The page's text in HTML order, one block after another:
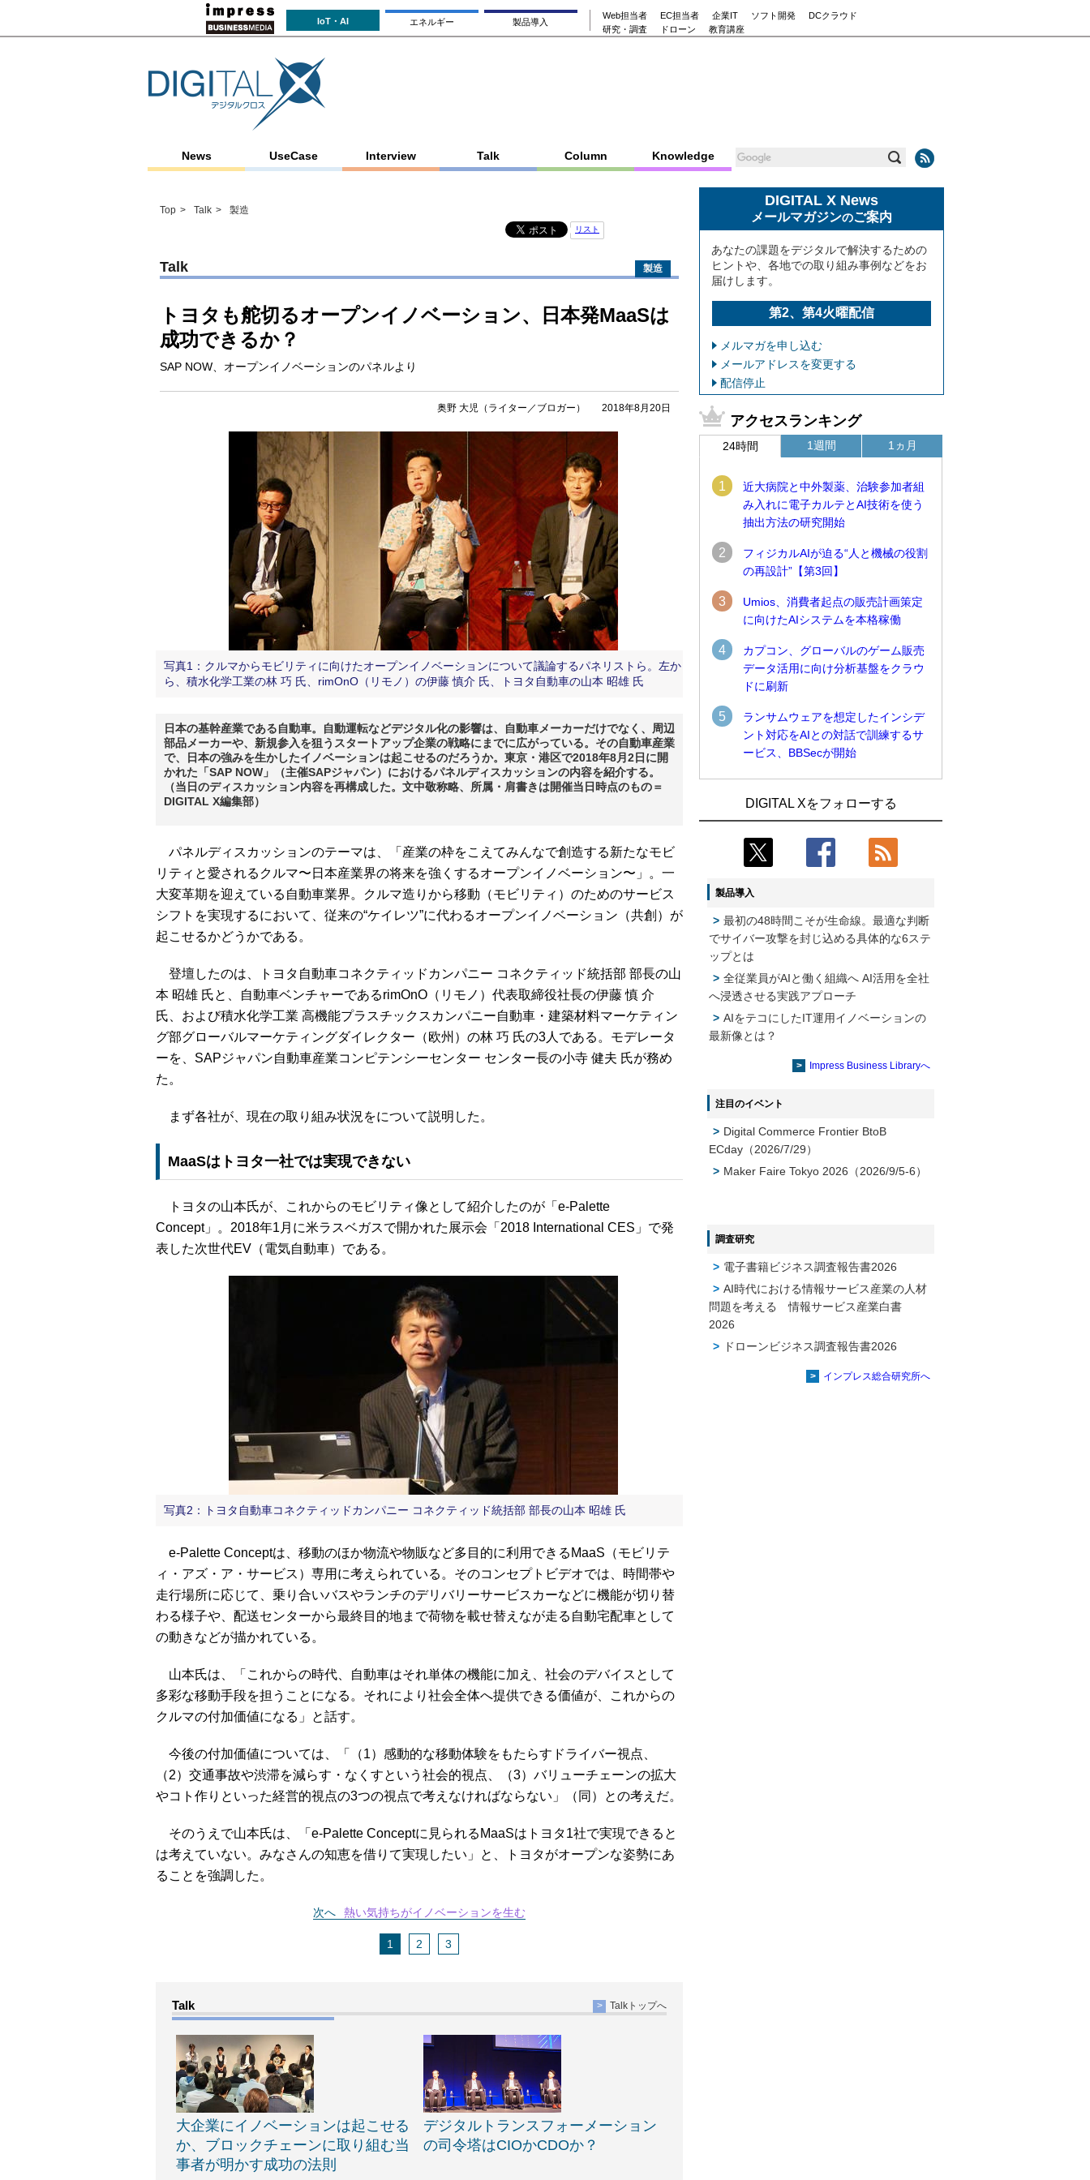
IoT・AI エネルギー 製品導入
Web担当者 EC担当者 企業IT ソフト開発
DCクラウド
研究・調査
ドローン 教育講座
News UseCase Interview Talk Column Knowledge
Top Talk 製造
リスト
Talk 製造
トヨタも舵切るオープンイノベーション、日本発MaaSは
成功できるか？
SAP NOW、オープンイノベーションのパネルより
奥野 大児（ライター／ブロガー） 2018年8月20日
写真1：クルマからモビリティに向けたオープンイノベーションについて議論するパネリストら。左か
ら、積水化学工業の林 巧 氏、rimOnO（リモノ）の伊藤 慎介 氏、トヨタ自動車の山本 昭雄 氏
日本の基幹産業である自動車。自動運転などデジタル化の影響は、自動車メーカーだけでなく、周辺
部品メーカーや、新規参入を狙うスタートアップ企業の戦略にまでに広がっている。その自動車産業
で、日本の強みを生かしたイノベーションは起こせるのだろうか。東京・港区で2018年8月2日に開
かれた「SAP NOW」（主催SAPジャパン）におけるパネルディスカッションの内容を紹介する。
（当日のディスカッション内容を再構成した。文中敬称略、所属・肩書きは開催当日時点のもの＝
DIGITAL X編集部）
パネルディスカッションのテーマは、「産業の枠をこえてみんなで創造する新たなモビ
リティと愛されるクルマ〜日本産業界の将来を強くするオープンイノベーション〜」。一
大変革期を迎えている自動車業界。クルマ造りから移動（モビリティ）のためのサービス
シフトを実現するにおいて、従来の“ケイレツ”に代わるオープンイノベーション（共創）が
起こせるかどうかである。
登壇したのは、トヨタ自動車コネクティッドカンパニー コネクティッド統括部 部長の山
本 昭雄 氏と、自動車ベンチャーであるrimOnO（リモノ）代表取締役社長の伊藤 慎 介
氏、および積水化学工業 高機能プラスチックスカンパニー自動車・建築材料マーケティン
グ部グローバルマーケティングダイレクター（欧州）の林 巧 氏の3人である。モデレータ
ーを、SAPジャパン自動車産業コンピテンシーセンター センター長の小寺 健夫 氏が務め
た。
まず各社が、現在の取り組み状況をについて説明した。
MaaSはトヨタ一社では実現できない
トヨタの山本氏が、これからのモビリティ像として紹介したのが「e-Palette
Concept」。2018年1月に米ラスベガスで開かれた展示会「2018 International CES」で発
表した次世代EV（電気自動車）である。
写真2：トヨタ自動車コネクティッドカンパニー コネクティッド統括部 部長の山本 昭雄 氏
e-Palette Conceptは、移動のほか物流や物販など多目的に利用できるMaaS（モビリテ
ィ・アズ・ア・サービス）専用に考えられている。そのコンセプトビデオでは、時間帯や
走行場所に応じて、乗り合いバスやランチのデリバリーサービスカーなどに機能が切り替
わる様子や、配送センターから最終目的地まで荷物を載せ替えなが走る自動宅配車として
の動きなどが描かれている。
山本氏は、「これからの時代、自動車はそれ単体の機能に加え、社会のデバイスとして
多彩な移動手段を担うことになる。それにより社会全体へ提供できる価値が、これからの
クルマの付加価値になる」と話す。
今後の付加価値については、「（1）感動的な移動体験をもたらすドライバー視点、
（2）交通事故や渋滞を減らす・なくすという社会的視点、（3）バリューチェーンの拡大
やコト作りといった経営的視点の3つの視点で考えなければならない」（同）との考えだ。
そのうえで山本氏は、「e-Palette Conceptに見られるMaaSはトヨタ1社で実現できると
は考えていない。みなさんの知恵を借りて実現したい」と、トヨタがオープンな姿勢にあ
ることを強調した。
次へ 熱い気持ちがイノベーションを生む
1 2 3
大企業にイノベーションは起こせる
か、ブロックチェーンに取り組む当
事者が明かす成功の法則
デジタルトランスフォーメーション
の司令塔はCIOかCDOか？
Talkトップへ
DIGITAL X News
メールマガジンのご案内
あなたの課題をデジタルで解決するための
ヒントや、各地での取り組み事例などをお
届けします。
第2、第4火曜配信
メルマガを申し込む
メールアドレスを変更する
配信停止
アクセスランキング
24時間
1
近大病院と中外製薬、治験参加者組
み入れに電子カルテとAI技術を使う
抽出方法の研究開始
2
フィジカルAIが迫る“人と機械の役割
の再設計”【第3回】
3
Umios、消費者起点の販売計画策定
に向けたAIシステムを本格稼働
4
カプコン、グローバルのゲーム販売
データ活用に向け分析基盤をクラウ
ドに刷新
5
ランサムウェアを想定したインシデ
ント対応をAIとの対話で訓練するサ
ービス、BBSecが開始
1週間
けたAIシステムを本格稼働
近大病院と中外製薬、治験参加者組み入
れに電子カルテとAI技術を使う抽出方法
3
歩行ロボット利用を検証
4
【COMPUTEX 2026：Arm編】チップ自
社製造で鍵を握る台湾サプライチェー
ン、英Armが連携を強調
製造業の現場の暗黙知を組織横断で活用
するためのナレッジ管理基盤、LIGHTzが
1ヵ月
仮想化技術を使う統合基盤を本格稼働
鹿島建設、鋼管柱へのコンクリート充填
時の異常を検出するAIを遠隔監視システ
3
めているのか【第25回】
4
製造業の現場の暗黙知を組織横断で活用
するためのナレッジ管理基盤、LIGHTzが
提供
Umios、消費者起点の販売計画策定に向
けたAIシステムを本格稼働
DIGITAL Xをフォローする
製品導入
最初の48時間こそが生命線。最適な判断
でサイバー攻撃を封じ込める具体的な6ステ
ップとは
全従業員がAIと働く組織へ AI活用を全社
へ浸透させる実践アプローチ
AIをテコにしたIT運用イノベーションの
最新像とは？
Impress Business Libraryへ
注目のイベント
Digital Commerce Frontier BtoB
ECday（2026/7/29）
Maker Faire Tokyo 2026（2026/9/5-6）
調査研究
電子書籍ビジネス調査報告書2026
AI時代における情報サービス産業の⼈材
問題を考える 情報サービス産業⽩書
2026
ドローンビジネス調査報告書2026
インプレス総合研究所へ